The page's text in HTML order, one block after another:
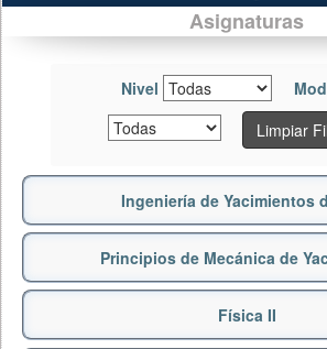
Asignaturas
Nivel
Limpiar
Ingeniería de Yacimientos
Principios de Mecánica de
Física II